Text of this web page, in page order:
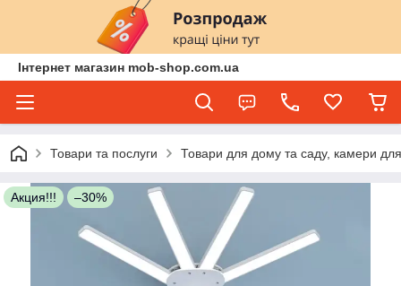
Інтернет магазин mob-shop.com.ua
Товари та послуги Товари для дому та саду, камери
Акция!!! –30%